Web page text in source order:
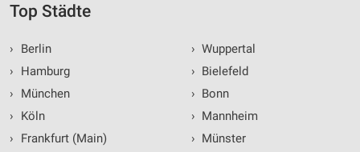
Top Städte
›
Berlin
›
Hamburg
›
München
›
Köln
›
Frankfurt (Main)
› Wuppertal
› Bielefeld
› Bonn
› Mannheim
› Münster